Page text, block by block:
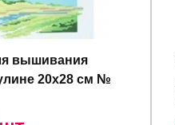
вышивания
20х28 см №